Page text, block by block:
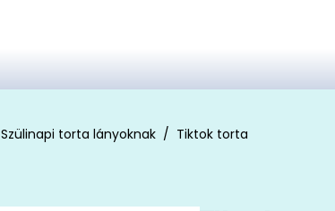
Szülinapi torta lányoknak Tiktok torta